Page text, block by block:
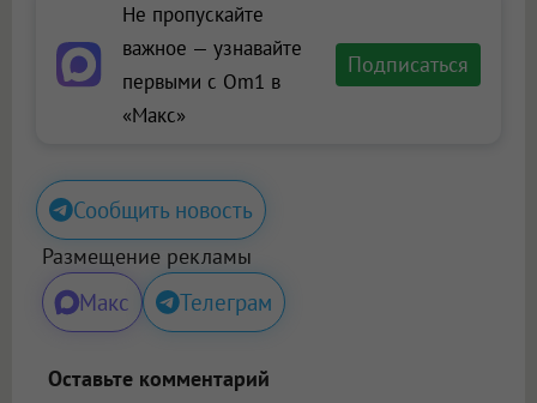
Не пропускайте
важное — узнавайте
первыми с Om1 в
«Макс»
Подписаться
Сообщить новость
Размещение рекламы
Макс Телеграм
Оставьте комментарий